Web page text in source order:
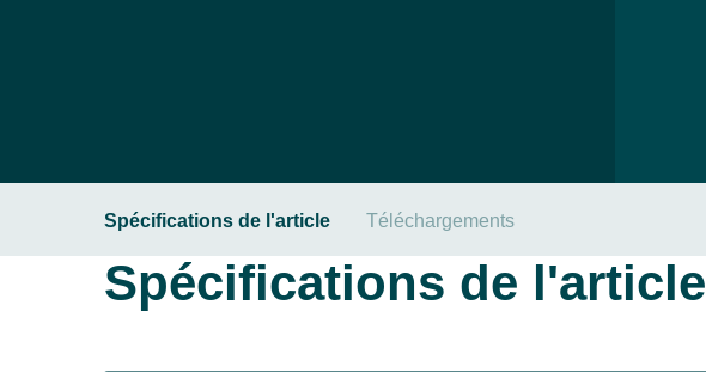
Spécifications de l'article Téléchargements
Spécifications de l'article